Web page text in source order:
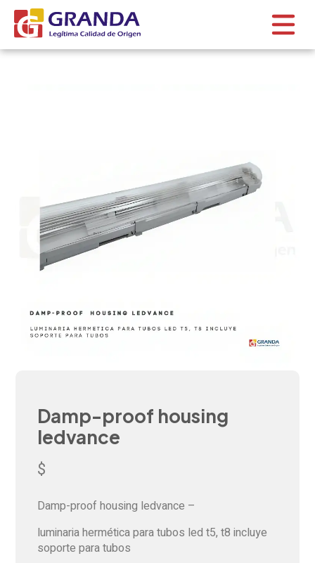
Damp-proof housing
ledvance
$
Damp-proof housing ledvance –
luminaria hermética para tubos led t5, t8 incluye
soporte para tubos